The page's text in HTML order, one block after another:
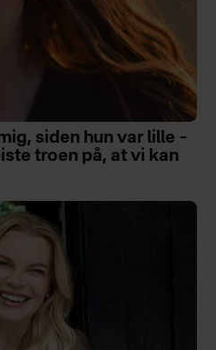
siden hun var lille –
troen på, at vi kan